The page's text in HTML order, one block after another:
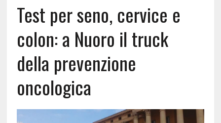
Test per seno, cervice e
colon: a Nuoro il truck
della prevenzione
oncologica